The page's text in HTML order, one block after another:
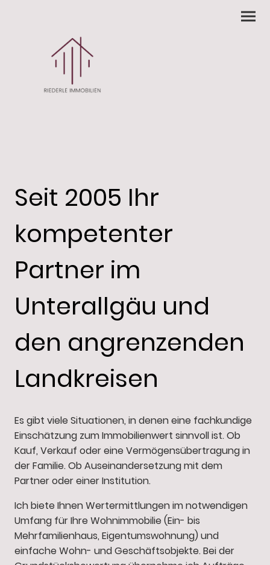
Seit 2005 Ihr
kompetenter
Partner im
Unterallgäu und
den angrenzenden
Landkreisen
Es gibt viele Situationen, in denen eine fachkundige
Einschätzung zum Immobilienwert sinnvoll ist. Ob
Kauf, Verkauf oder eine Vermögensübertragung in
der Familie. Ob Auseinandersetzung mit dem
Partner oder einer Institution.
Ich biete Ihnen Wertermittlungen im notwendigen
Umfang für Ihre Wohnimmobilie (Ein- bis
Mehrfamilienhaus, Eigentumswohnung) und
einfache Wohn- und Geschäftsobjekte. Bei der